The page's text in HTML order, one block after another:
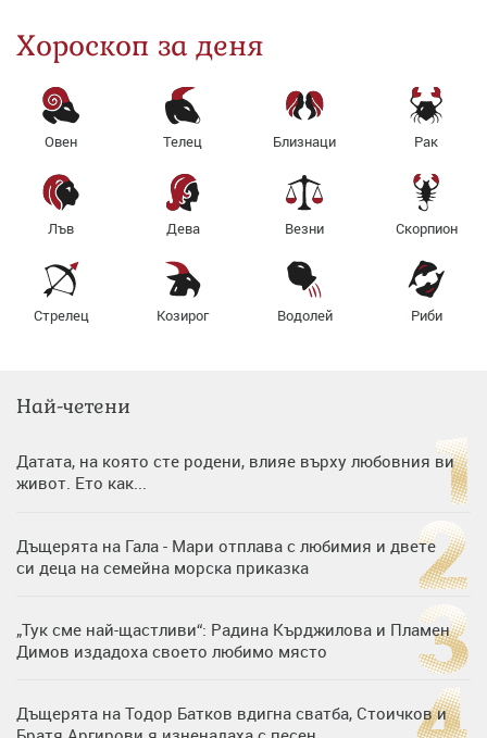
Хороскоп за деня
Овен Телец Близнаци Рак
Лъв Дева Везни Скорпион
Стрелец Козирог Водолей Риби
Най-четени
Датата, на която сте родени, влияе върху любовния ви
живот. Ето как...
Дъщерята на Гала - Мари отплава с любимия и двете
си деца на семейна морска приказка
„Тук сме най-щастливи“: Радина Кърджилова и Пламен
Димов издадоха своето любимо място
Дъщерята на Тодор Батков вдигна сватба, Стоичков и